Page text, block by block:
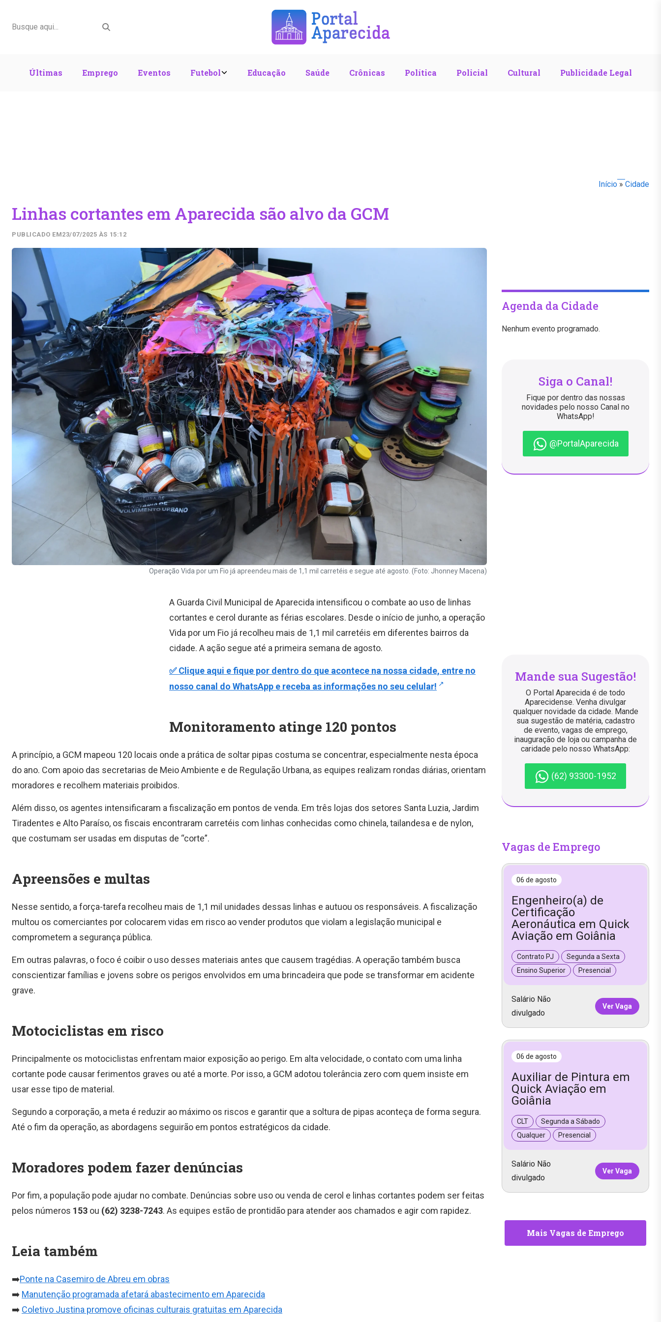
Últimas Emprego Eventos Futebol Educação Saúde Crônicas Política Policial Cultural Publicidade Legal
Início » Cidade
Linhas cortantes em Aparecida são alvo da GCM
PUBLICADO EM23/07/2025 ÀS 15:12
Operação Vida por um Fio já apreendeu mais de 1,1 mil carretéis e segue até agosto. (Foto: Jhonney Macena)
A Guarda Civil Municipal de Aparecida intensificou o combate ao uso de linhas
cortantes e cerol durante as férias escolares. Desde o início de junho, a operação
Vida por um Fio já recolheu mais de 1,1 mil carretéis em diferentes bairros da
cidade. A ação segue até a primeira semana de agosto.
✅ Clique aqui e fique por dentro do que acontece na nossa cidade, entre no
nosso canal do WhatsApp e receba as informações no seu celular!
Monitoramento atinge 120 pontos
A princípio, a GCM mapeou 120 locais onde a prática de soltar pipas costuma se concentrar, especialmente nesta época
do ano. Com apoio das secretarias de Meio Ambiente e de Regulação Urbana, as equipes realizam rondas diárias, orientam
moradores e recolhem materiais proibidos.
Além disso, os agentes intensificaram a fiscalização em pontos de venda. Em três lojas dos setores Santa Luzia, Jardim
Tiradentes e Alto Paraíso, os fiscais encontraram carretéis com linhas conhecidas como chinela, tailandesa e de nylon,
que costumam ser usadas em disputas de “corte”.
Apreensões e multas
Nesse sentido, a força-tarefa recolheu mais de 1,1 mil unidades dessas linhas e autuou os responsáveis. A fiscalização
multou os comerciantes por colocarem vidas em risco ao vender produtos que violam a legislação municipal e
comprometem a segurança pública.
Em outras palavras, o foco é coibir o uso desses materiais antes que causem tragédias. A operação também busca
conscientizar famílias e jovens sobre os perigos envolvidos em uma brincadeira que pode se transformar em acidente
grave.
Motociclistas em risco
Principalmente os motociclistas enfrentam maior exposição ao perigo. Em alta velocidade, o contato com uma linha
cortante pode causar ferimentos graves ou até a morte. Por isso, a GCM adotou tolerância zero com quem insiste em
usar esse tipo de material.
Segundo a corporação, a meta é reduzir ao máximo os riscos e garantir que a soltura de pipas aconteça de forma segura.
Até o fim da operação, as abordagens seguirão em pontos estratégicos da cidade.
Moradores podem fazer denúncias
Por fim, a população pode ajudar no combate. Denúncias sobre uso ou venda de cerol e linhas cortantes podem ser feitas
pelos números 153 ou (62) 3238-7243. As equipes estão de prontidão para atender aos chamados e agir com rapidez.
Leia também
➡️Ponte na Casemiro de Abreu em obras
➡️ Manutenção programada afetará abastecimento em Aparecida
➡️ Coletivo Justina promove oficinas culturais gratuitas em Aparecida
Agenda da Cidade
Nenhum evento programado.
Siga o Canal!
Fique por dentro das nossas
novidades pelo nosso Canal no
WhatsApp!
@PortalAparecida
Mande sua Sugestão!
O Portal Aparecida é de todo
Aparecidense. Venha divulgar
qualquer novidade da cidade. Mande
sua sugestão de matéria, cadastro
de evento, vagas de emprego,
inauguração de loja ou campanha de
caridade pelo nosso WhatsApp:
(62) 93300-1952
Vagas de Emprego
06 de agosto
Engenheiro(a) de
Certificação
Aeronáutica em Quick
Aviação em Goiânia
Contrato PJ
Segunda a Sexta
Ensino Superior
Presencial
Salário Não
divulgado
Ver Vaga
06 de agosto
Auxiliar de Pintura em
Quick Aviação em
Goiânia
CLT
Segunda a Sábado
Qualquer
Presencial
Salário Não
divulgado
Ver Vaga
Mais Vagas de Emprego